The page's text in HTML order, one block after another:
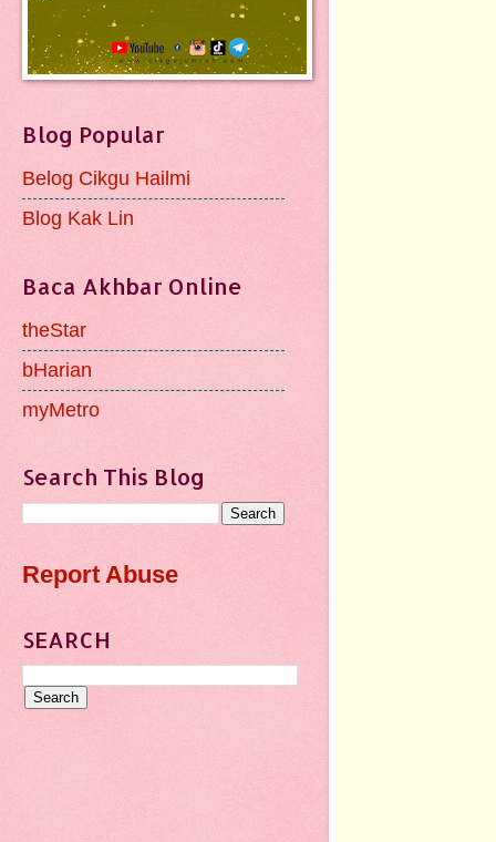
Blog Popular
Belog Cikgu Hailmi
Blog Kak Lin
Baca Akhbar Online
theStar
bHarian
myMetro
Search This Blog
Report Abuse
SEARCH